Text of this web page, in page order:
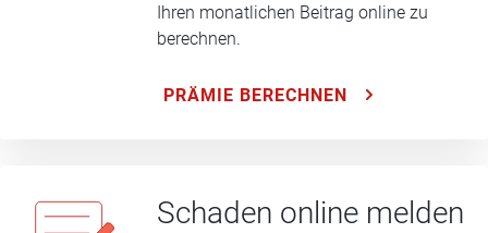
Ihren monatlichen Beitrag online zu
berechnen.
PRÄMIE BERECHNEN
Schaden online melden